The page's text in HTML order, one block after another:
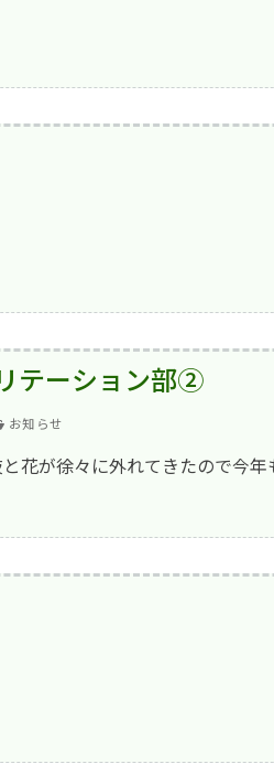
テーション部②
お知らせ
花が徐々に外れてきたので今